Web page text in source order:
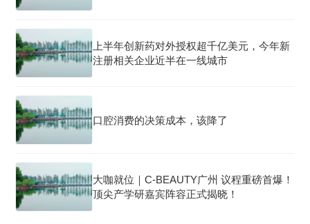
上半年创新药对外授权超千亿美元，今年新
注册相关企业近半在一线城市
口腔消费的决策成本，该降了
大咖就位｜C-BEAUTY广州 议程重磅首爆！
顶尖产学研嘉宾阵容正式揭晓！